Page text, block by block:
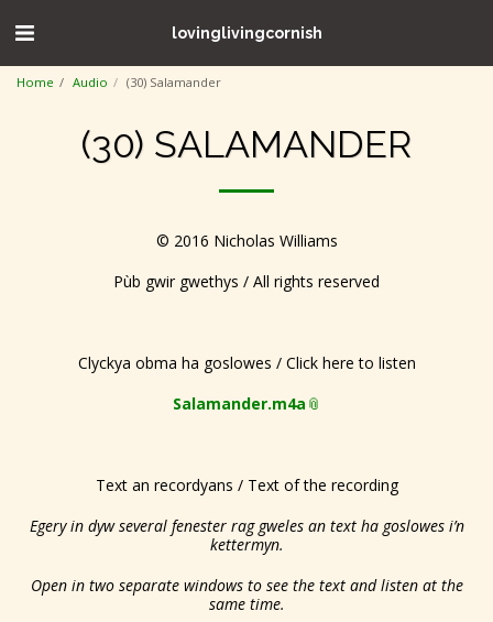
lovinglivingcornish
Home Audio (30) Salamander
(30) SALAMANDER
© 2016 Nicholas Williams
Pùb gwir gwethys / All rights reserved
Clyckya obma ha goslowes / Click here to listen
Salamander.m4a
Text an recordyans / Text of the recording
Egery in dyw several fenester rag gweles an text ha goslowes i’n
kettermyn.
Open in two separate windows to see the text and listen at the
same time.